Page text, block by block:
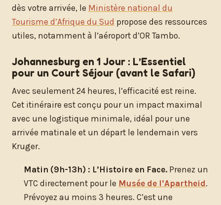
dès votre arrivée, le Ministère national du
Tourisme d’Afrique du Sud propose des ressources
utiles, notamment à l’aéroport d’OR Tambo.
Johannesburg en 1 Jour : L’Essentiel
pour un Court Séjour (avant le Safari)
Avec seulement 24 heures, l’efficacité est reine.
Cet itinéraire est conçu pour un impact maximal
avec une logistique minimale, idéal pour une
arrivée matinale et un départ le lendemain vers
Kruger.
Matin (9h-13h) : L’Histoire en Face. Prenez un
VTC directement pour le Musée de l’Apartheid.
Prévoyez au moins 3 heures. C’est une